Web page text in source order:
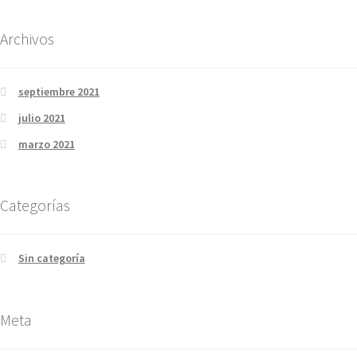
Archivos
septiembre 2021
julio 2021
marzo 2021
Categorías
Sin categoría
Meta